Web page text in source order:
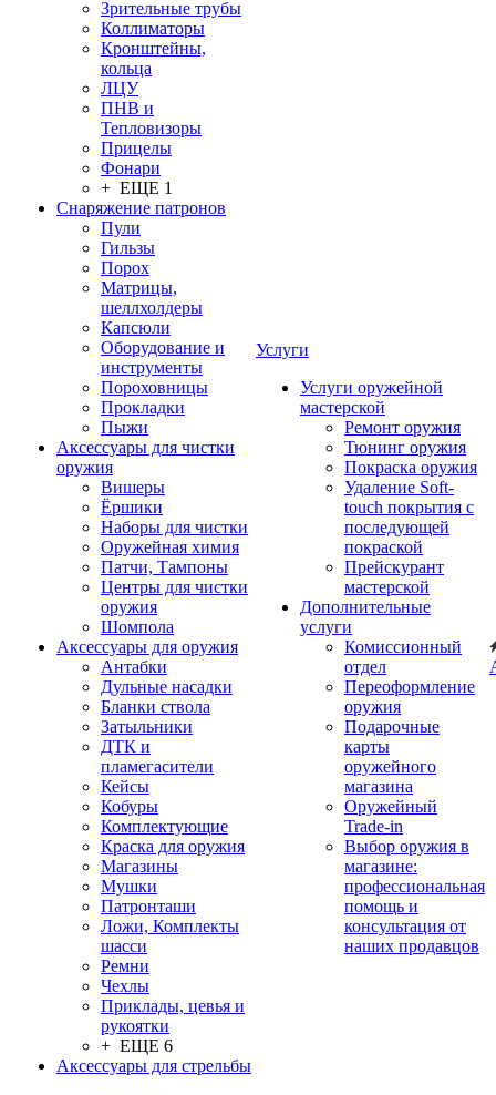
Зрительные трубы
Коллиматоры
Кронштейны,
кольца
ЛЦУ
ПНВ и
Тепловизоры
Прицелы
Фонари
+ ЕЩЕ 1
Снаряжение патронов
Пули
Гильзы
Порох
Матрицы,
шеллхолдеры
Капсюли
Оборудование и
инструменты
Пороховницы
Прокладки
Пыжи
Аксессуары для чистки
оружия
Вишеры
Ёршики
Наборы для чистки
Оружейная химия
Патчи, Тампоны
Центры для чистки
оружия
Шомпола
Аксессуары для оружия
Антабки
Дульные насадки
Бланки ствола
Затыльники
ДТК и
пламегасители
Кейсы
Кобуры
Комплектующие
Краска для оружия
Магазины
Мушки
Патронташи
Ложи, Комплекты
шасси
Ремни
Чехлы
Приклады, цевья и
рукоятки
+ ЕЩЕ 6
Аксессуары для стрельбы
Услуги
Услуги оружейной
мастерской
Ремонт оружия
Тюнинг оружия
Покраска оружия
Удаление Soft-
touch покрытия с
последующей
покраской
Прейскурант
мастерской
Дополнительные
услуги
Комиссионный
отдел
Переоформление
оружия
Подарочные
карты
оружейного
магазина
Оружейный
Trade-in
Выбор оружия в
магазине:
профессиональная
помощь и
консультация от
наших продавцов